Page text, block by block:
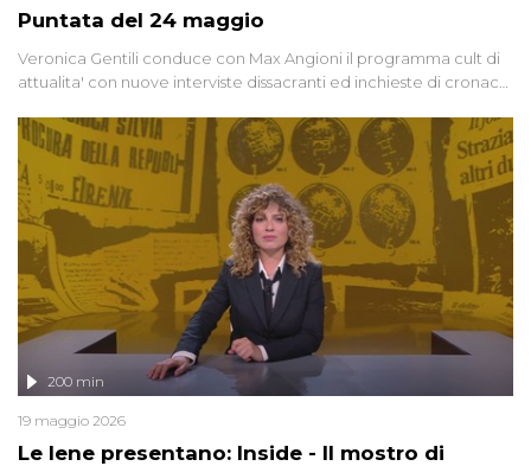
Puntata del 24 maggio
Veronica Gentili conduce con Max Angioni il programma cult di
attualita' con nuove interviste dissacranti ed inchieste di cronaca
Le Iene presentano: Inside - Il mostro di
200 min
19 maggio 2026